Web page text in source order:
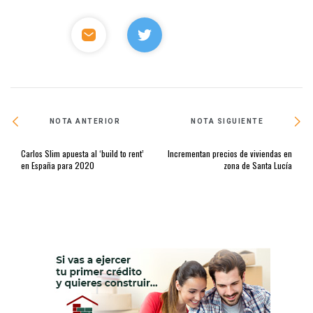
NOTA ANTERIOR
Carlos Slim apuesta al ‘build to rent’
en España para 2020
NOTA SIGUIENTE
Incrementan precios de viviendas en
zona de Santa Lucía